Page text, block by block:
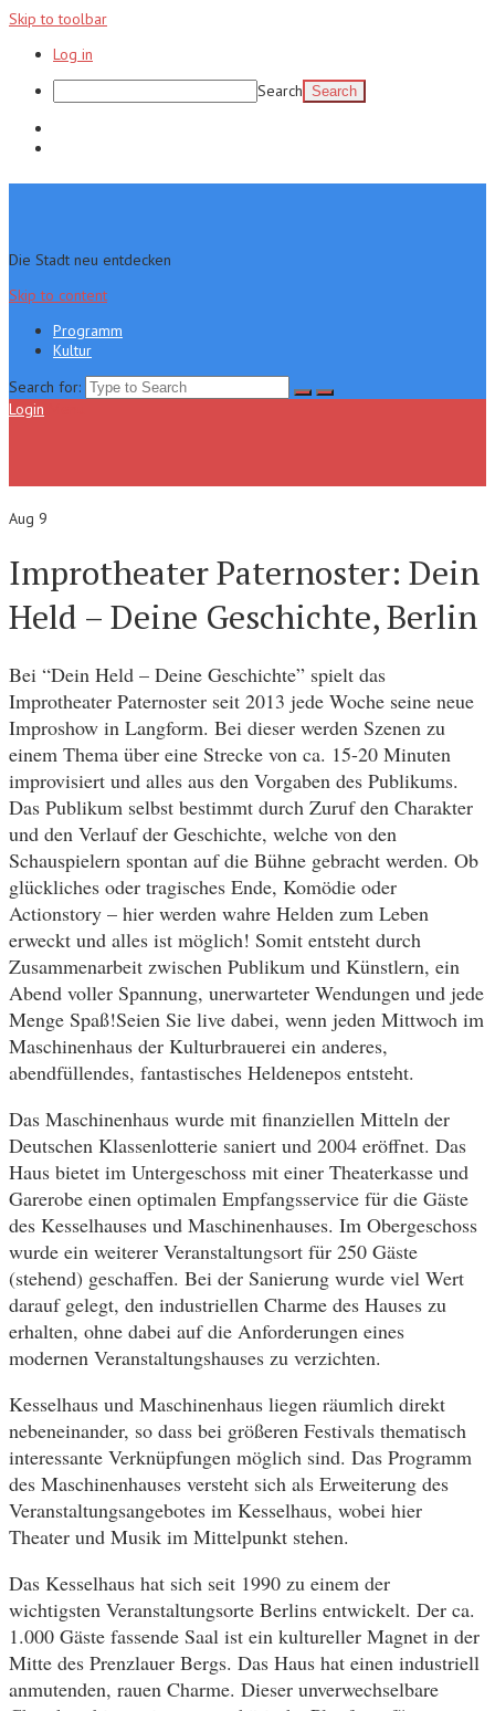
Skip to toolbar
Log in
Search
Die Stadt neu entdecken
Skip to content
Programm
Kultur
Search for:
Login
Aug 9
Improtheater Paternoster: Dein
Held – Deine Geschichte, Berlin
Bei “Dein Held – Deine Geschichte” spielt das
Improtheater Paternoster seit 2013 jede Woche seine neue
Improshow in Langform. Bei dieser werden Szenen zu
einem Thema über eine Strecke von ca. 15-20 Minuten
improvisiert und alles aus den Vorgaben des Publikums.
Das Publikum selbst bestimmt durch Zuruf den Charakter
und den Verlauf der Geschichte, welche von den
Schauspielern spontan auf die Bühne gebracht werden. Ob
glückliches oder tragisches Ende, Komödie oder
Actionstory – hier werden wahre Helden zum Leben
erweckt und alles ist möglich! Somit entsteht durch
Zusammenarbeit zwischen Publikum und Künstlern, ein
Abend voller Spannung, unerwarteter Wendungen und jede
Menge Spaß!Seien Sie live dabei, wenn jeden Mittwoch im
Maschinenhaus der Kulturbrauerei ein anderes,
abendfüllendes, fantastisches Heldenepos entsteht.
Das Maschinenhaus wurde mit finanziellen Mitteln der
Deutschen Klassenlotterie saniert und 2004 eröffnet. Das
Haus bietet im Untergeschoss mit einer Theaterkasse und
Garerobe einen optimalen Empfangsservice für die Gäste
des Kesselhauses und Maschinenhauses. Im Obergeschoss
wurde ein weiterer Veranstaltungsort für 250 Gäste
(stehend) geschaffen. Bei der Sanierung wurde viel Wert
darauf gelegt, den industriellen Charme des Hauses zu
erhalten, ohne dabei auf die Anforderungen eines
modernen Veranstaltungshauses zu verzichten.
Kesselhaus und Maschinenhaus liegen räumlich direkt
nebeneinander, so dass bei größeren Festivals thematisch
interessante Verknüpfungen möglich sind. Das Programm
des Maschinenhauses versteht sich als Erweiterung des
Veranstaltungsangebotes im Kesselhaus, wobei hier
Theater und Musik im Mittelpunkt stehen.
Das Kesselhaus hat sich seit 1990 zu einem der
wichtigsten Veranstaltungsorte Berlins entwickelt. Der ca.
1.000 Gäste fassende Saal ist ein kultureller Magnet in der
Mitte des Prenzlauer Bergs. Das Haus hat einen industriell
anmutenden, rauen Charme. Dieser unverwechselbare